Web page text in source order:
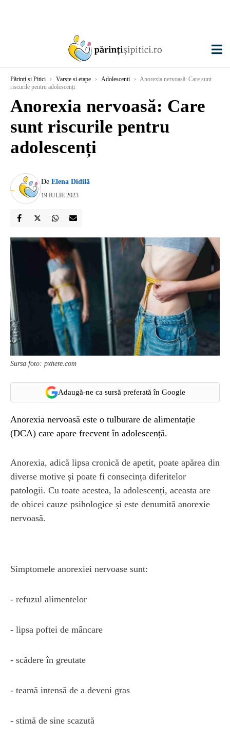
Părinți și Pitici › Varste si etape › Adolescenti › Anorexia nervoasă: Care sunt
riscurile pentru adolescenți
Anorexia nervoasă: Care
sunt riscurile pentru
adolescenți
De Elena Didilă
19 IULIE 2023
Sursa foto: pxhere.com
Adaugă-ne ca sursă preferată în Google
Anorexia nervoasă este o tulburare de alimentație
(DCA) care apare frecvent în adolescență.
Anorexia, adică lipsa cronică de apetit, poate apărea din
diverse motive și poate fi consecința diferitelor
patologii. Cu toate acestea, la adolescenți, aceasta are
de obicei cauze psihologice și este denumită anorexie
nervoasă.
Simptomele anorexiei nervoase sunt:
- refuzul alimentelor
- lipsa poftei de mâncare
- scădere în greutate
- teamă intensă de a deveni gras
- stimă de sine scazută